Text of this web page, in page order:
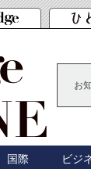
お
国際 ビジ